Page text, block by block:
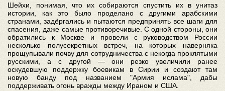
Шейхи, понимая, что их собираются спустить их в унитаз
истории, как это было проделано с другими арабскими
странами, задёргались и пытаются предпринять все шаги для
спасения, даже самые противоречивые. С одной стороны, они
обратились к Москве и провели с руководством России
несколько полусекретных встреч, на которых наверняка
прощупывали почву для сотрудничества с некогда проклятыми
русскими, а с другой — они резко увеличили ранее
оскудевшую поддержку боевикам в Сирии и создают там
новую банду под названием "Армия ислама", дабы
поддерживать огонь вражды между Ираном и США.